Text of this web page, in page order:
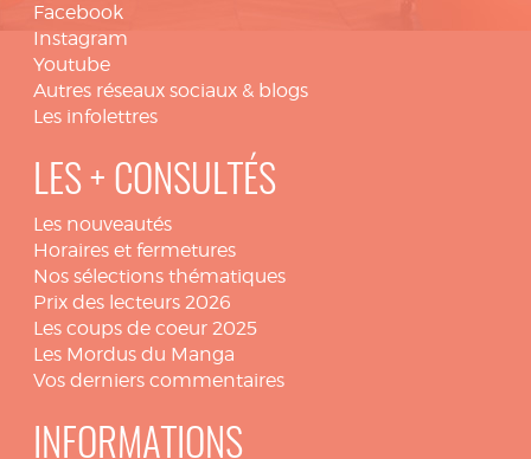
Facebook
Instagram
Youtube
Autres réseaux sociaux & blogs
Les infolettres
LES + CONSULTÉS
Les nouveautés
Horaires et fermetures
Nos sélections thématiques
Prix des lecteurs 2026
Les coups de coeur 2025
Les Mordus du Manga
Vos derniers commentaires
INFORMATIONS